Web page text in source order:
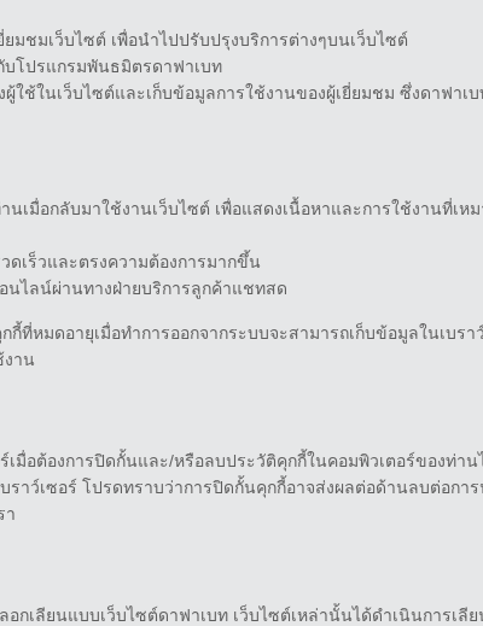
มชมเว็บไซต์ เพื่อนำไปปรับปรุงบริการต่างๆบนเว็บไซต์
โปรแกรมพันธมิตรดาฟาเบท
ผู้ใช้ในเว็บไซต์และเก็บข้อมูลการใช้งานของผู้เยี่ยมชม ซึ่งดาฟาเ
นเมื่อกลับมาใช้งานเว็บไซต์ เพื่อแสดงเนื้อหาและการใช้งานที่เห
ดเร็วและตรงความต้องการมากขึ้น
นไลน์ผ่านทางฝ่ายบริการลูกค้าแชทสด
กี้ที่หมดอายุเมื่อทำการออกจากระบบจะสามารถเก็บข้อมูลในเบร
งาน
เมื่อต้องการปิดกั้นและ/หรือลบประวัติคุกกี้ในคอมพิวเตอร์ของท่า
ราว์เซอร์ โปรดทราบว่าการปิดกั้นคุกกี้อาจส่งผลต่อด้านลบต่อกา
า
อกเลียนแบบเว็บไซต์ดาฟาเบท เว็บไซต์เหล่านั้นได้ดำเนินการเลี